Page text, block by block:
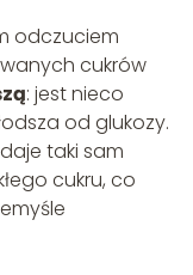
odczuciem
cukrów
: jest nieco
od glukozy.
taki sam
cukru, co